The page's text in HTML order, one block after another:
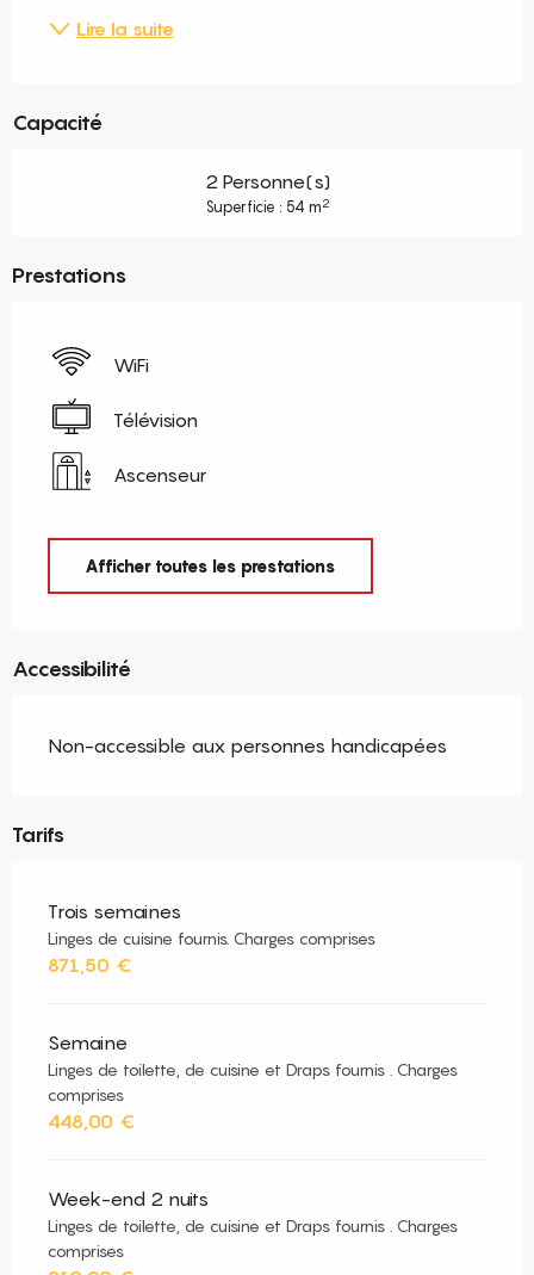
Lire la suite
Capacité
2 Personne(s)
Superficie : 54 m2
Prestations
WiFi
Télévision
Ascenseur
Afficher toutes les prestations
Accessibilité
Non-accessible aux personnes handicapées
Tarifs
Trois semaines
Linges de cuisine fournis. Charges comprises
871,50 €
Semaine
Linges de toilette, de cuisine et Draps fournis . Charges
comprises
448,00 €
Week-end 2 nuits
Linges de toilette, de cuisine et Draps fournis . Charges
comprises